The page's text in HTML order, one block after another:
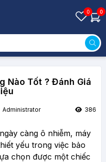
0 0
Nào Tốt ? Đánh Giá
Administrator 386
càng ô nhiễm, máy
yếu trong việc bảo
chọn được một chiếc